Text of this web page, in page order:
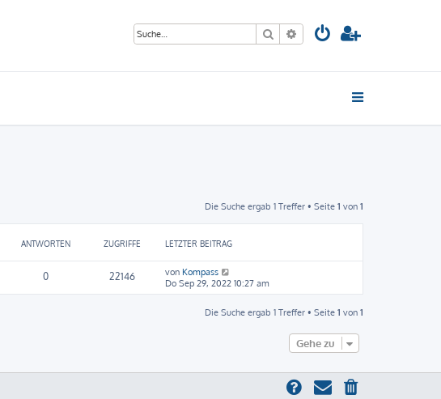
Suche Erweiterte Suche
Die Suche ergab 1 Treffer • Seite 1 von 1
ANTWORTEN ZUGRIFFE LETZTER BEITRAG
0 22146 von Kompass
Do Sep 29, 2022 10:27 am
Die Suche ergab 1 Treffer • Seite 1 von 1
Gehe zu